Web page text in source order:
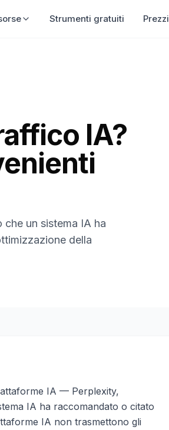
Strumenti gratuiti Prezzi
IA?
un sistema IA ha
della
IA — Perplexity,
IA ha raccomandato o citato
IA non trasmettono gli